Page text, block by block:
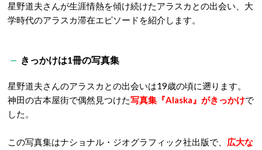
星野道夫さんが生涯情熱を傾け続けたアラスカとの出会い、大
学時代のアラスカ滞在エピソードを紹介します。
きっかけは1冊の写真集
星野道夫さんのアラスカとの出会いは19歳の頃に遡ります。
神田の古本屋街で偶然見つけた写真集『Alaska』がきっかけで
した。
この写真集はナショナル・ジオグラフィック社出版で、 広大な